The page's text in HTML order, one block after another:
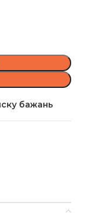
бажань